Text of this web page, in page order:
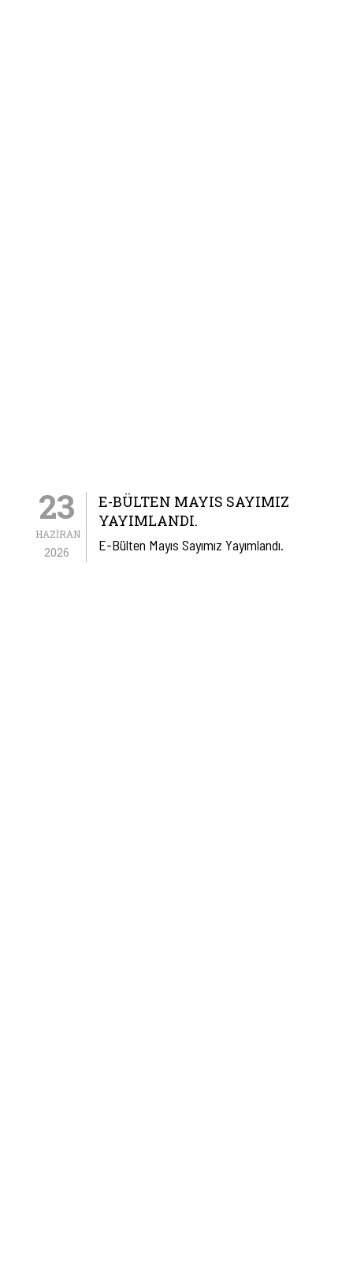
23
HAZIRAN
2026
E-BÜLTEN MAYIS SAYIMIZ
YAYIMLANDI.
E-Bülten Mayıs Sayımız Yayımlandı.